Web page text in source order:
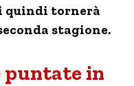
quindi tornerà
stagione.
puntate in